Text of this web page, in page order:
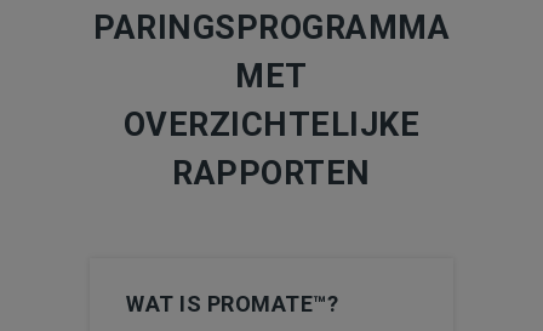
PARINGSPROGRAMMA
MET
OVERZICHTELIJKE
RAPPORTEN
WAT IS PROMATE™?